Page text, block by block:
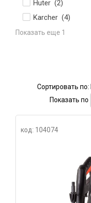
Huter (2)
Karcher (4)
Показать еще 1
Сортировать по:
Показать по
код: 104074